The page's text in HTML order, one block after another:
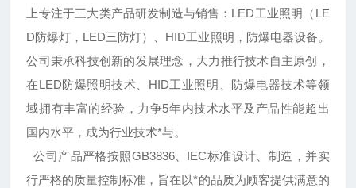
上专注于三大类产品研发制造与销售：LED工业照明（LE
D防爆灯，LED三防灯）、HID工业照明，防爆电器设备。
公司秉承科技创新的发展理念，大力推行技术自主原创，
在LED防爆照明技术、HID工业照明、防爆电器技术等领
域拥有丰富的经验，力争5年内技术水平及产品性能超出
国内水平，成为行业技术*与。
公司产品严格按照GB3836、IEC标准设计、制造，并实
行严格的质量控制标准，旨在以*的品质为顾客提供满意的